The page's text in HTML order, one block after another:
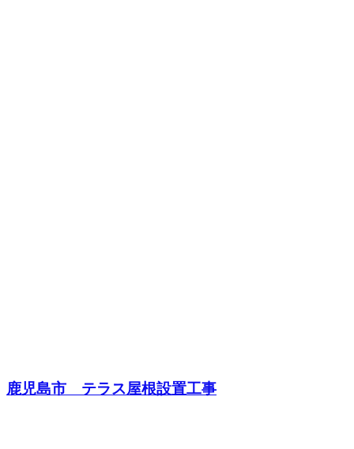
鹿児島市 テラス屋根設置工事